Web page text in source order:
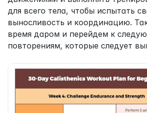
для всего тела, чтобы испытать
выносливость и координацию.
время даром и перейдем к
повторениям, которые следует